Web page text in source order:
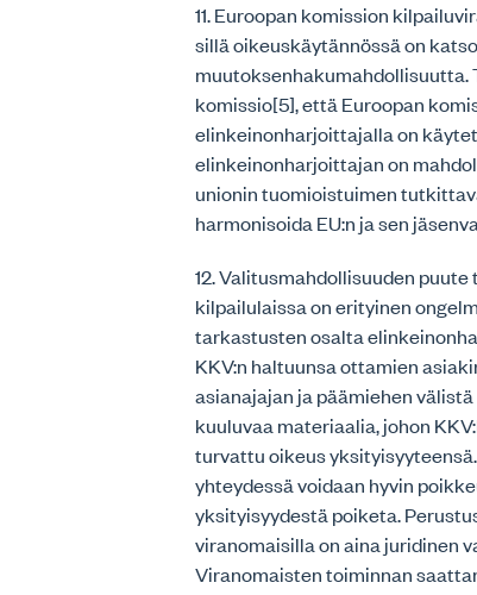
11. Euroopan komission
sillä oikeuskäytännössä on
muutoksenhakumahdollisuutta.
komissio[5], että Euroopan
elinkeinonharjoittajalla on
elinkeinonharjoittajan on
unionin tuomioistuimen
harmonisoida EU:n ja sen
12. Valitusmahdollisuuden
kilpailulaissa on erityinen
tarkastusten osalta
KKV:n haltuunsa ottamien
asianajajan ja päämiehen
kuuluvaa materiaalia, johon
turvattu oikeus
yhteydessä voidaan hyvin
yksityisyydestä poiketa.
viranomaisilla on aina juridinen
Viranomaisten toiminnan